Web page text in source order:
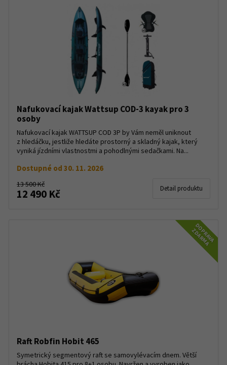
Nafukovací kajak Wattsup COD-3 kayak pro 3
osoby
Nafukovací kajak WATTSUP COD 3P by Vám neměl uniknout
z hledáčku, jestliže hledáte prostorný a skladný kajak, který
vyniká jízdními vlastnostmi a pohodlnými sedačkami. Na...
Dostupné od 30. 11. 2026
13 500 Kč
12 490 Kč Detail produktu
DOPRAVA
ZDARMA
Raft Robfin Hobit 465
Symetrický segmentový raft se samovylévacím dnem. Větší